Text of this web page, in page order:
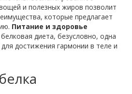
и полезных жиров позволит
которые предлагает
Питание и здоровье
диета, безусловно, одна
достижения гармонии в теле и